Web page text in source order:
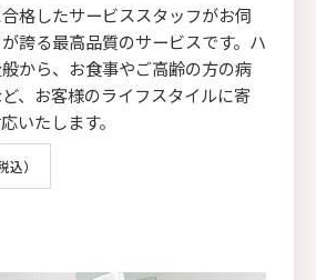
格したサービススタッフがお伺
誇る最高品質のサービスです。ハ
から、お食事やご高齢の方の病
、お客様のライフスタイルに寄
いたします。
）